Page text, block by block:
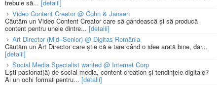
trebuie să... [detalii]
Video Content Creator @ Cohn & Jansen
Căutăm un Video Content Creator care să gândească și să producă
content pentru unele dintre... [detalii]
Art Director (Mid–Senior) @ Digitas România
Căutăm un Art Director care știe că e tare când o idee arată bine, dar...
[detalii]
Social Media Specialist wanted @ Internet Corp
Ești pasionat(ă) de social media, content creation și tendințele digitale?
Ai un ochi format pentru... [detalii]